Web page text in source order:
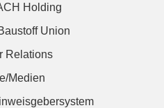
Holding
Union
Relations
Medien